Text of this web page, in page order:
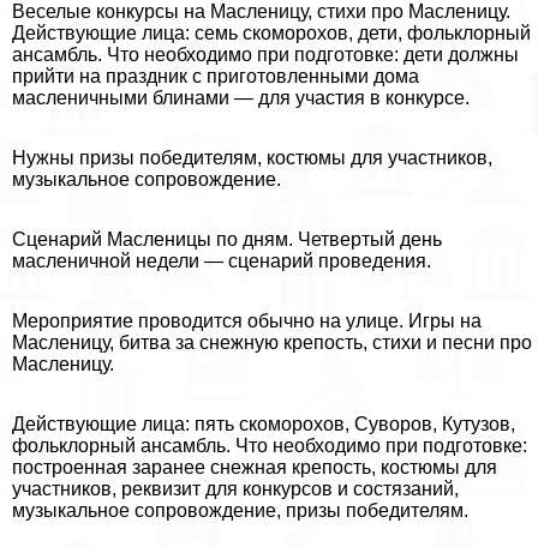
Веселые конкурсы на Масленицу, стихи про Масленицу.
Действующие лица: семь скоморохов, дети, фольклорный
ансамбль. Что необходимо при подготовке: дети должны
прийти на праздник с приготовленными дома
масленичными блинами — для участия в конкурсе.
Нужны призы победителям, костюмы для участников,
музыкальное сопровождение.
Сценарий Масленицы по дням. Четвертый день
масленичной недели — сценарий проведения.
Мероприятие проводится обычно на улице. Игры на
Масленицу, битва за снежную крепость, стихи и песни про
Масленицу.
Действующие лица: пять скоморохов, Суворов, Кутузов,
фольклорный ансамбль. Что необходимо при подготовке:
построенная заранее снежная крепость, костюмы для
участников, реквизит для конкурсов и состязаний,
музыкальное сопровождение, призы победителям.